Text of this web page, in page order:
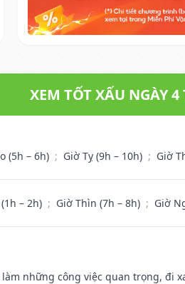
XEM TỐT XẤU NGÀY 4
(5h – 6h) ; Giờ Tỵ (9h – 10h) ; Giờ
– 2h) ; Giờ Thìn (7h – 8h) ; Giờ
làm những công việc quan trọng, đi